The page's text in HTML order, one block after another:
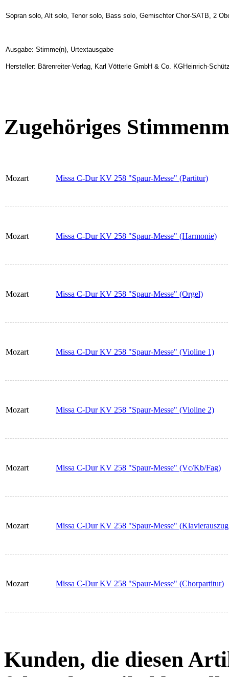
Sopran solo, Alt solo, Tenor solo, Bass solo, Gemischter Chor-SATB, 2
Ausgabe: Stimme(n), Urtextausgabe
Hersteller: Bärenreiter-Verlag, Karl Vötterle GmbH & Co. KGHeinrich-
Zugehöriges
Mozart Missa C-Dur KV 258 "Spaur-Messe" (Partitur)
Mozart Missa C-Dur KV 258 "Spaur-Messe" (Harmonie)
Mozart Missa C-Dur KV 258 "Spaur-Messe" (Orgel)
Mozart Missa C-Dur KV 258 "Spaur-Messe" (Violine 1)
Mozart Missa C-Dur KV 258 "Spaur-Messe" (Violine 2)
Mozart Missa C-Dur KV 258 "Spaur-Messe" (Vc/Kb/Fag)
Mozart Missa C-Dur KV 258 "Spaur-Messe"
Mozart Missa C-Dur KV 258 "Spaur-Messe" (Chorpartitur)
Kunden, die diesen